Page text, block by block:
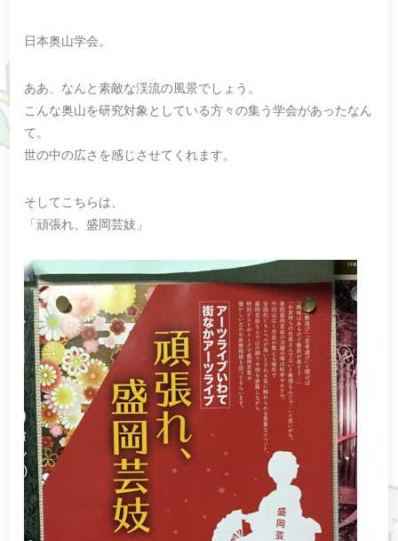
日本奥山学会。
ああ、なんと素敵な渓流の風景でしょう。
こんな奥山を研究対象としている方々の集う学会があったなん
て。
世の中の広さを感じさせてくれます。
そしてこちらは、
「頑張れ、盛岡芸妓」